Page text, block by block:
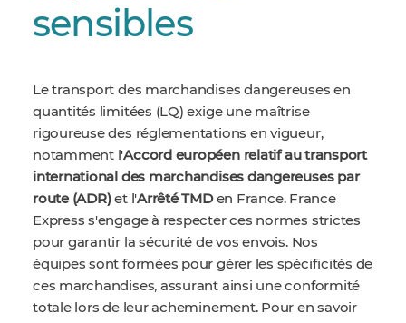
sensibles
Le transport des marchandises dangereuses en
quantités limitées (LQ) exige une maîtrise
rigoureuse des réglementations en vigueur,
notamment l'Accord européen relatif au transport
international des marchandises dangereuses par
route (ADR)et l'Arrêté TMDen France. France
Express s'engage à respecter ces normes strictes
pour garantir la sécurité de vos envois. Nos
équipes sont formées pour gérer les spécificités de
ces marchandises, assurant ainsi une conformité
totale lors de leur acheminement. Pour en savoir